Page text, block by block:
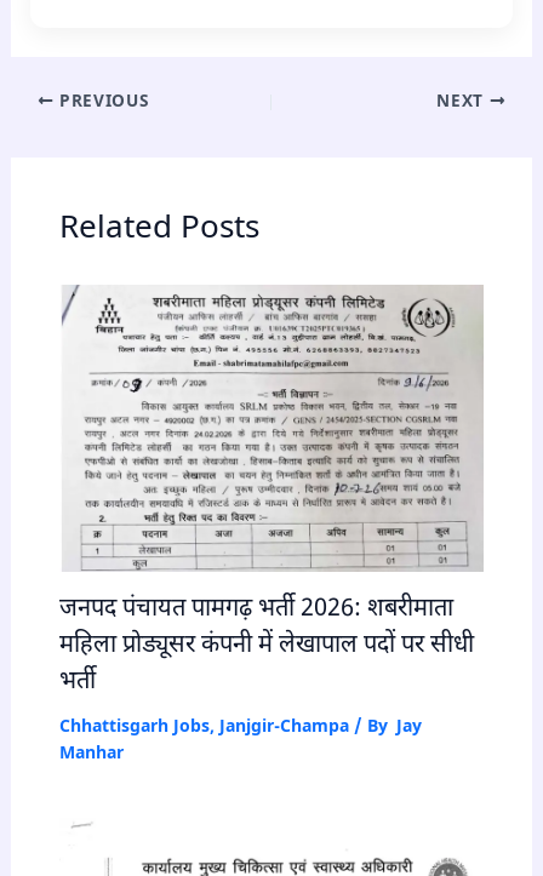
PREVIOUS NEXT
Related Posts
जनपद पंचायत पामगढ़ भर्ती 2026: शबरीमाता
महिला प्रोड्यूसर कंपनी में लेखापाल पदों पर सीधी
भर्ती
Chhattisgarh Jobs, Janjgir-Champa/ By Jay
Manhar